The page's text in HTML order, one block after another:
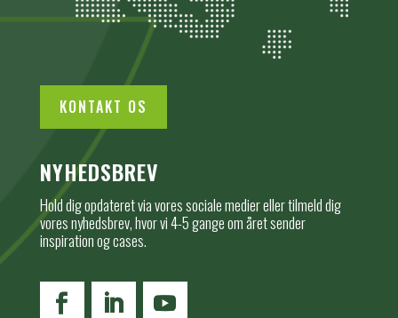
KONTAKT OS
NYHEDSBREV
Hold dig opdateret via vores sociale medier eller tilmeld dig
vores nyhedsbrev, hvor vi 4-5 gange om året sender
inspiration og cases.